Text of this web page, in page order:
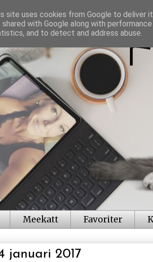
Meekatt Favoriter
januari 2017
site uses cookies from Google to deliver
shared with Google along with
and to detect and address abuse.